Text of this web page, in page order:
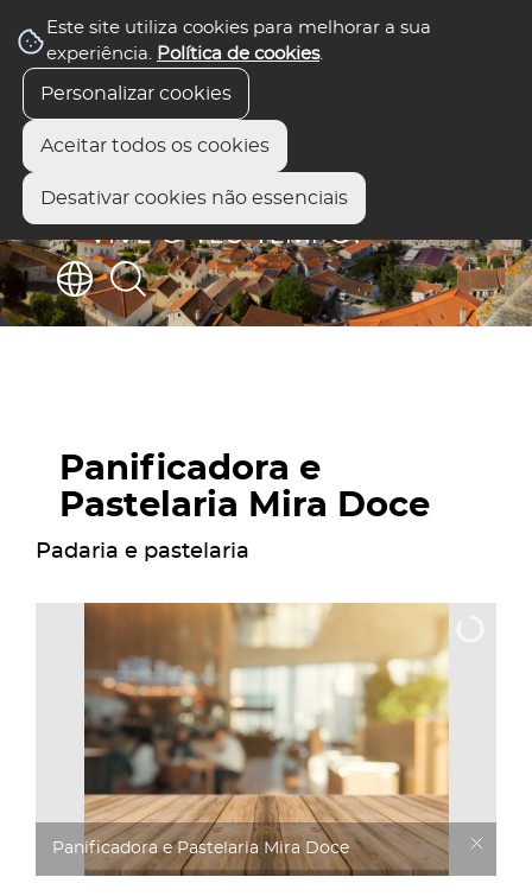
Este site utiliza cookies para melhorar a sua
experiência. Política de cookies.
Personalizar cookies
Aceitar todos os cookies
Desativar cookies não essenciais
Panificadora e
Pastelaria Mira Doce
Padaria e pastelaria
Panificadora e Pastelaria Mira Doce